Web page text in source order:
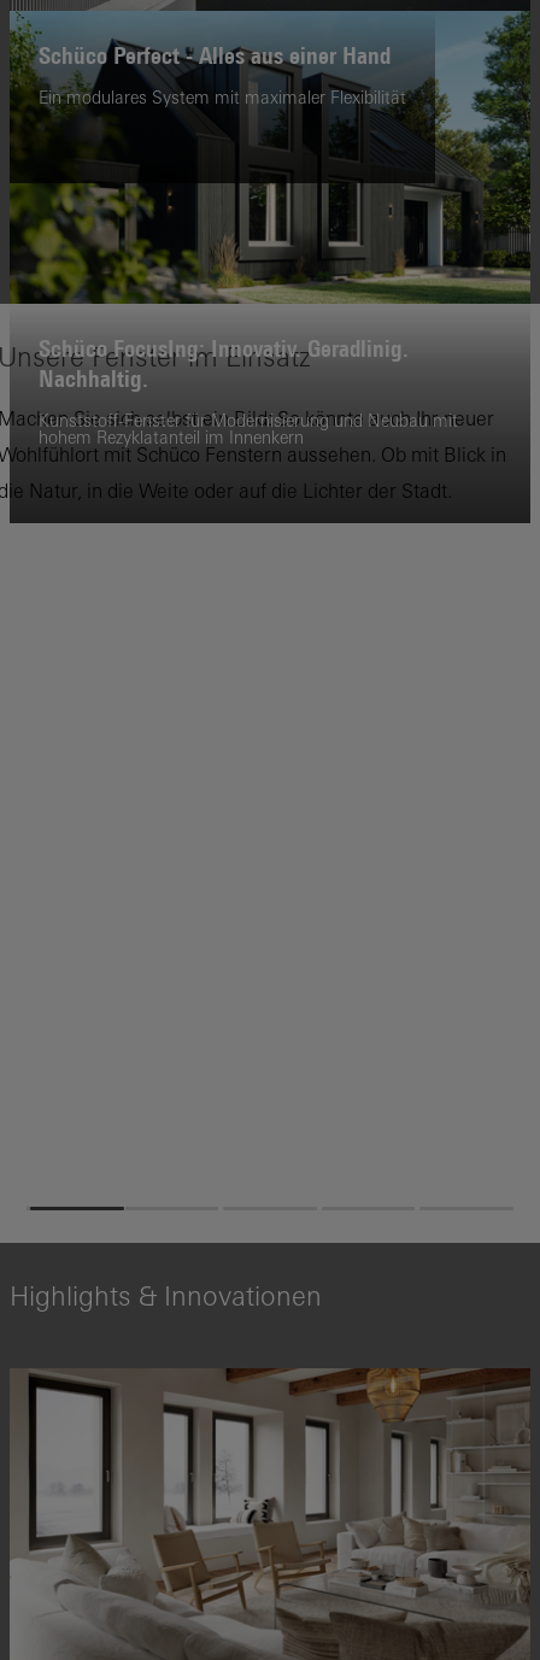
Schüco Perfect - Alles aus einer Hand
Ein modulares System mit maximaler Flexibilität
Schüco FocusIng: Innovativ. Geradlinig.
Nachhaltig.
Kunststoff-Fenster für Modernisierung und Neubau mit
hohem Rezyklatanteil im Innenkern
Fenster im Einsatz
Sie sich selbst ein Bild: So könnte auch Ihr neuer
mit Schüco Fenstern aussehen. Ob mit Blick in
Natur, in die Weite oder auf die Lichter der Stadt.
Highlights & Innovationen